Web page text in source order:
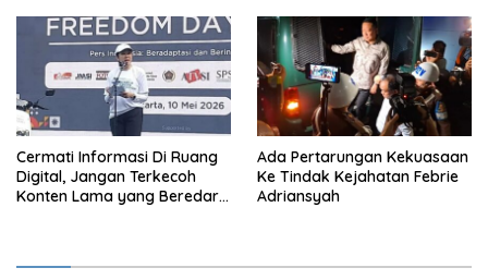
Cermati Informasi Di Ruang
Digital, Jangan Terkecoh
Konten Lama yang Beredar
Ada Pertarungan Kekuasaan
Ke Tindak Kejahatan Febrie
Adriansyah